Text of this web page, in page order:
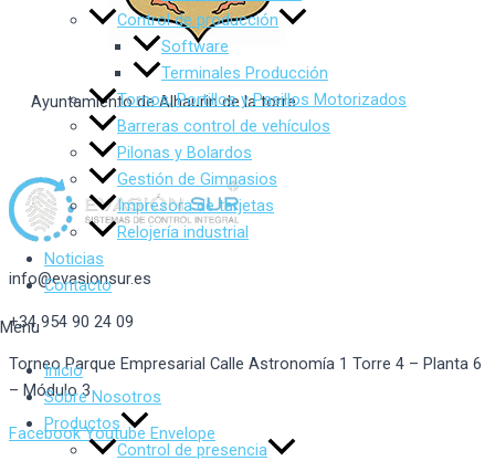
Control de producción
Software
Terminales Producción
Tornos, Portillos y Pasillos Motorizados
Barreras control de vehículos
Pilonas y Bolardos
Gestión de Gimnasios
Impresora de tarjetas
Relojería industrial
Noticias
Contacto
Menu
Inicio
Sobre Nosotros
Productos
Control de presencia
Ayuntamiento de Alhaurin de la torre
info@evasionsur.es
+34 954 90 24 09
Torneo Parque Empresarial Calle Astronomía 1 Torre 4 – Planta 6
– Módulo 3
Facebook Youtube Envelope